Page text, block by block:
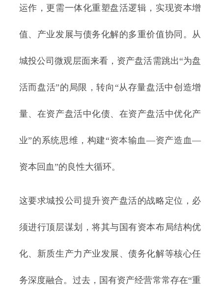
运作，更需一体化重塑盘活逻辑，实现资本增
值、产业发展与债务化解的多重价值协同。从
城投公司微观层面来看，资产盘活需跳出“为盘
活而盘活”的局限，转向“从存量盘活中创造增
量、在资产盘活中化债、在资产盘活中优化产
业”的系统思维，构建“资本输血—资产造血—
资本回血”的良性大循环。
这要求城投公司提升资产盘活的战略定位，必
须进行顶层谋划，将其与国有资本布局结构优
化、新质生产力产业发展、债务化解等核心任
务深度融合。过去，国有资产经营常常存在“重